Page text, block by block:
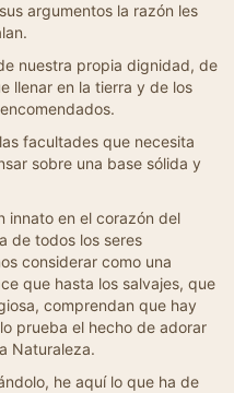
argumentos la razón les
nuestra propia dignidad, de
llenar en la tierra y de los
facultades que necesita
sobre una base sólida y
innato en el corazón del
de todos los seres
considerar como una
que hasta los salvajes, que
comprendan que hay
prueba el hecho de adorar
Naturaleza.
he aquí lo que ha de